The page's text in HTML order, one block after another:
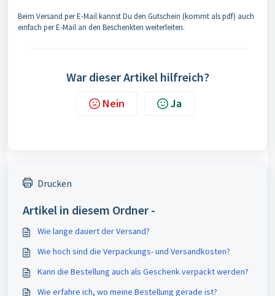
Beim Versand per E-Mail kannst Du den Gutschein (kommt als pdf) auch
einfach per E-Mail an den Beschenkten weiterleiten.
War dieser Artikel hilfreich?
Nein Ja
Drucken
Artikel in diesem Ordner -
Wie lange dauert der Versand?
Wie hoch sind die Verpackungs- und Versandkosten?
Kann die Bestellung auch als Geschenk verpackt werden?
Wie erfahre ich, wo meine Bestellung gerade ist?